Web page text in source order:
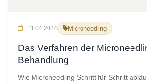
11.04.2024 Microneedling
Das Verfahren der
Behandlung
Wie Microneedling Schritt für Schritt